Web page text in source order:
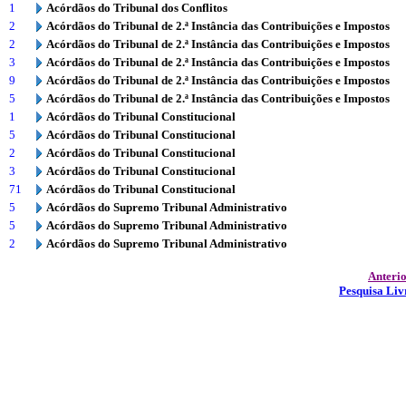
1
Acórdãos do Tribunal dos Conflitos
2
Acórdãos do Tribunal de 2.ª Instância das Contribuições e Impostos
2
Acórdãos do Tribunal de 2.ª Instância das Contribuições e Impostos
3
Acórdãos do Tribunal de 2.ª Instância das Contribuições e Impostos
9
Acórdãos do Tribunal de 2.ª Instância das Contribuições e Impostos
5
Acórdãos do Tribunal de 2.ª Instância das Contribuições e Impostos
1
Acórdãos do Tribunal Constitucional
5
Acórdãos do Tribunal Constitucional
2
Acórdãos do Tribunal Constitucional
3
Acórdãos do Tribunal Constitucional
71
Acórdãos do Tribunal Constitucional
5
Acórdãos do Supremo Tribunal Administrativo
5
Acórdãos do Supremo Tribunal Administrativo
2
Acórdãos do Supremo Tribunal Administrativo
Pesquisa